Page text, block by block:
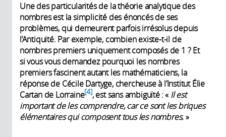
Une des particularités de la théorie analytique des
nombres est la simplicité des énoncés de ses
problèmes, qui demeurent parfois irrésolus depuis
l’Antiquité. Par exemple, combien existe-t-il de
nombres premiers uniquement composés de 1 ? Et
si vous vous demandez pourquoi les nombres
premiers fascinent autant les mathématiciens, la
réponse de Cécile Dartyge, chercheuse à l’Institut Élie
Cartan de Lorraine 4 , est sans ambiguïté : « Il est
important de les comprendre, car ce sont les briques
élémentaires qui composent tous les nombres.»